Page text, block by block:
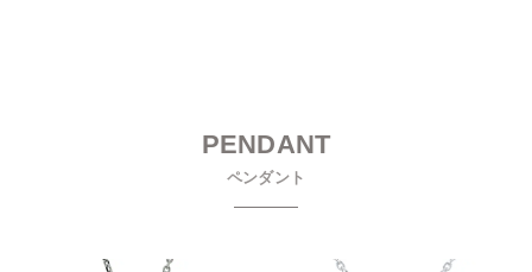
PENDANT
ペンダント